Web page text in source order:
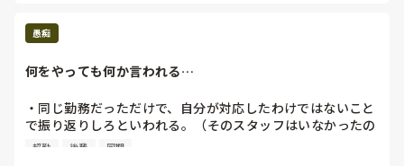
愚痴
何をやっても何か言われる…
・同じ勤務だっただけで、自分が対応したわけではないこと
で振り返りしろといわれる。（そのスタッフはいなかったの
で詳細は知らず。）
超勤 後輩 同期